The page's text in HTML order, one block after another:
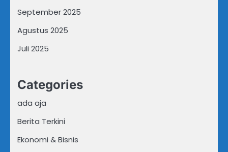
September 2025
Agustus 2025
Juli 2025
Categories
ada aja
Berita Terkini
Ekonomi & Bisnis